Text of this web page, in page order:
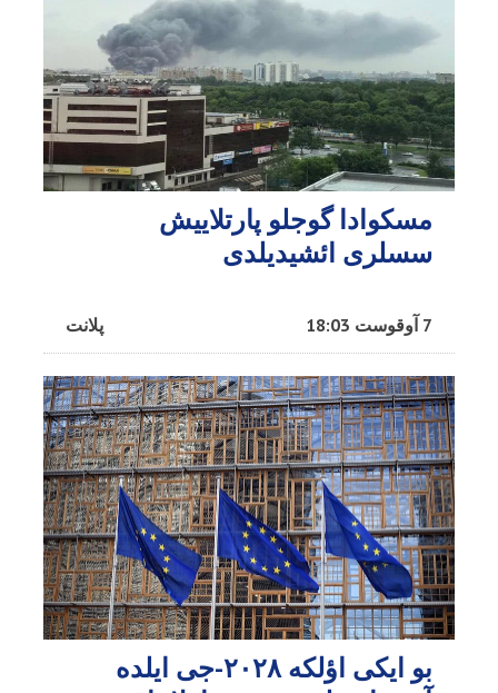
مسکوادا گوجلو پارتلاییش
سسلری ائشیدیلدی
پلانت 7 آوقوست 18:03
بو ایکی اؤلکه ۲۰۲۸-جی ایلده